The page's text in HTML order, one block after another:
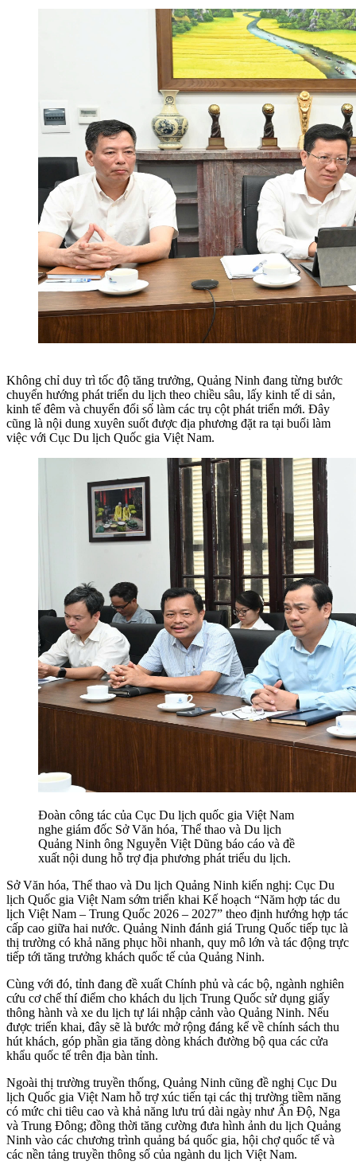
Không chỉ duy trì tốc độ tăng trưởng, Quảng Ninh đang từng bước
chuyển hướng phát triển du lịch theo chiều sâu, lấy kinh tế di sản,
kinh tế đêm và chuyển đổi số làm các trụ cột phát triển mới. Đây
cũng là nội dung xuyên suốt được địa phương đặt ra tại buổi làm
việc với Cục Du lịch Quốc gia Việt Nam.
Đoàn công tác của Cục Du lịch quốc gia Việt Nam
nghe giám đốc Sở Văn hóa, Thể thao và Du lịch
Quảng Ninh ông Nguyễn Việt Dũng báo cáo và đề
xuất nội dung hỗ trợ địa phương phát triểu du lịch.
Sở Văn hóa, Thể thao và Du lịch Quảng Ninh kiến nghị: Cục Du
lịch Quốc gia Việt Nam sớm triển khai Kế hoạch “Năm hợp tác du
lịch Việt Nam – Trung Quốc 2026 – 2027” theo định hướng hợp tác
cấp cao giữa hai nước. Quảng Ninh đánh giá Trung Quốc tiếp tục là
thị trường có khả năng phục hồi nhanh, quy mô lớn và tác động trực
tiếp tới tăng trưởng khách quốc tế của Quảng Ninh.
Cùng với đó, tỉnh đang đề xuất Chính phủ và các bộ, ngành nghiên
cứu cơ chế thí điểm cho khách du lịch Trung Quốc sử dụng giấy
thông hành và xe du lịch tự lái nhập cảnh vào Quảng Ninh. Nếu
được triển khai, đây sẽ là bước mở rộng đáng kể về chính sách thu
hút khách, góp phần gia tăng dòng khách đường bộ qua các cửa
khẩu quốc tế trên địa bàn tỉnh.
Ngoài thị trường truyền thống, Quảng Ninh cũng đề nghị Cục Du
lịch Quốc gia Việt Nam hỗ trợ xúc tiến tại các thị trường tiềm năng
có mức chi tiêu cao và khả năng lưu trú dài ngày như Ấn Độ, Nga
và Trung Đông; đồng thời tăng cường đưa hình ảnh du lịch Quảng
Ninh vào các chương trình quảng bá quốc gia, hội chợ quốc tế và
các nền tảng truyền thông số của ngành du lịch Việt Nam.